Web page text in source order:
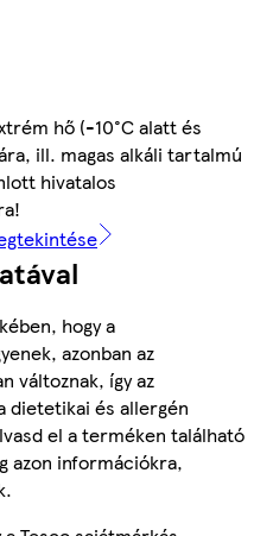
hő (-10°C alatt és
ill. magas alkáli tartalmú
hivatalos
hogy a
azonban az
változnak, így az
dietetikai és allergén
el a terméken található
azon információkra,